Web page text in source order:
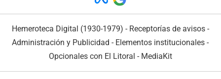
Hemeroteca Digital (1930-1979) - Receptorías de avisos -
Administración y Publicidad - Elementos institucionales -
Opcionales con El Litoral - MediaKit